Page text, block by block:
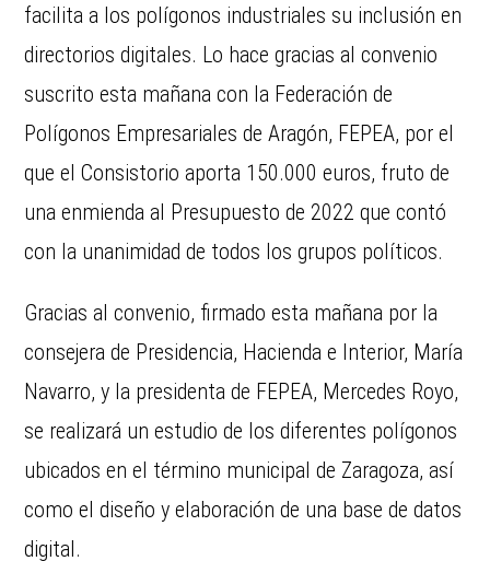
facilita a los polígonos industriales su inclusión en
directorios digitales. Lo hace gracias al convenio
suscrito esta mañana con la Federación de
Polígonos Empresariales de Aragón, FEPEA, por el
que el Consistorio aporta 150.000 euros, fruto de
una enmienda al Presupuesto de 2022 que contó
con la unanimidad de todos los grupos políticos.
Gracias al convenio, firmado esta mañana por la
consejera de Presidencia, Hacienda e Interior, María
Navarro, y la presidenta de FEPEA, Mercedes Royo,
se realizará un estudio de los diferentes polígonos
ubicados en el término municipal de Zaragoza, así
como el diseño y elaboración de una base de datos
digital.